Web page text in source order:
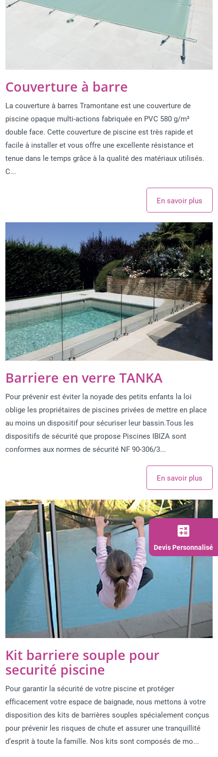
Couverture à barre
La couverture à barres Tramontane est une couverture de
piscine opaque multi-actions fabriquée en PVC 580 g/m²
double face. Cette couverture de piscine est très rapide et
facile à installer et vous offre une excellente résistance et
tenue dans le temps grâce à la qualité des matériaux utilisés.
C...
En savoir plus
Barriere en verre TANKA
Pour prévenir est éviter la noyade des petits enfants la loi
oblige les propriétaires de piscines privées de mettre en place
au moins un dispositif pour sécuriser leur bassin.Tous les
dispositifs de sécurité que propose Piscines IBIZA sont
conformes aux normes de sécurité NF 90-306/3...
En savoir plus
Kit barriere souple pour
securité piscine
Pour garantir la sécurité de votre piscine et protéger
efficacement votre espace de baignade, nous mettons à votre
disposition des kits de barrières souples spécialement conçus
pour prévenir les risques de chute et assurer une tranquillité
d’esprit à toute la famille. Nos kits sont composés de mo...
calculate
Devis Personnalisé